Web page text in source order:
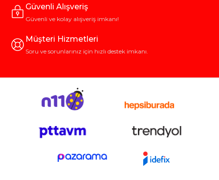
Güvenli Alışveriş
Güvenli ve kolay alışveriş imkanı!
Müşteri Hizmetleri
Soru ve sorunlarınız için hızlı destek imkanı.